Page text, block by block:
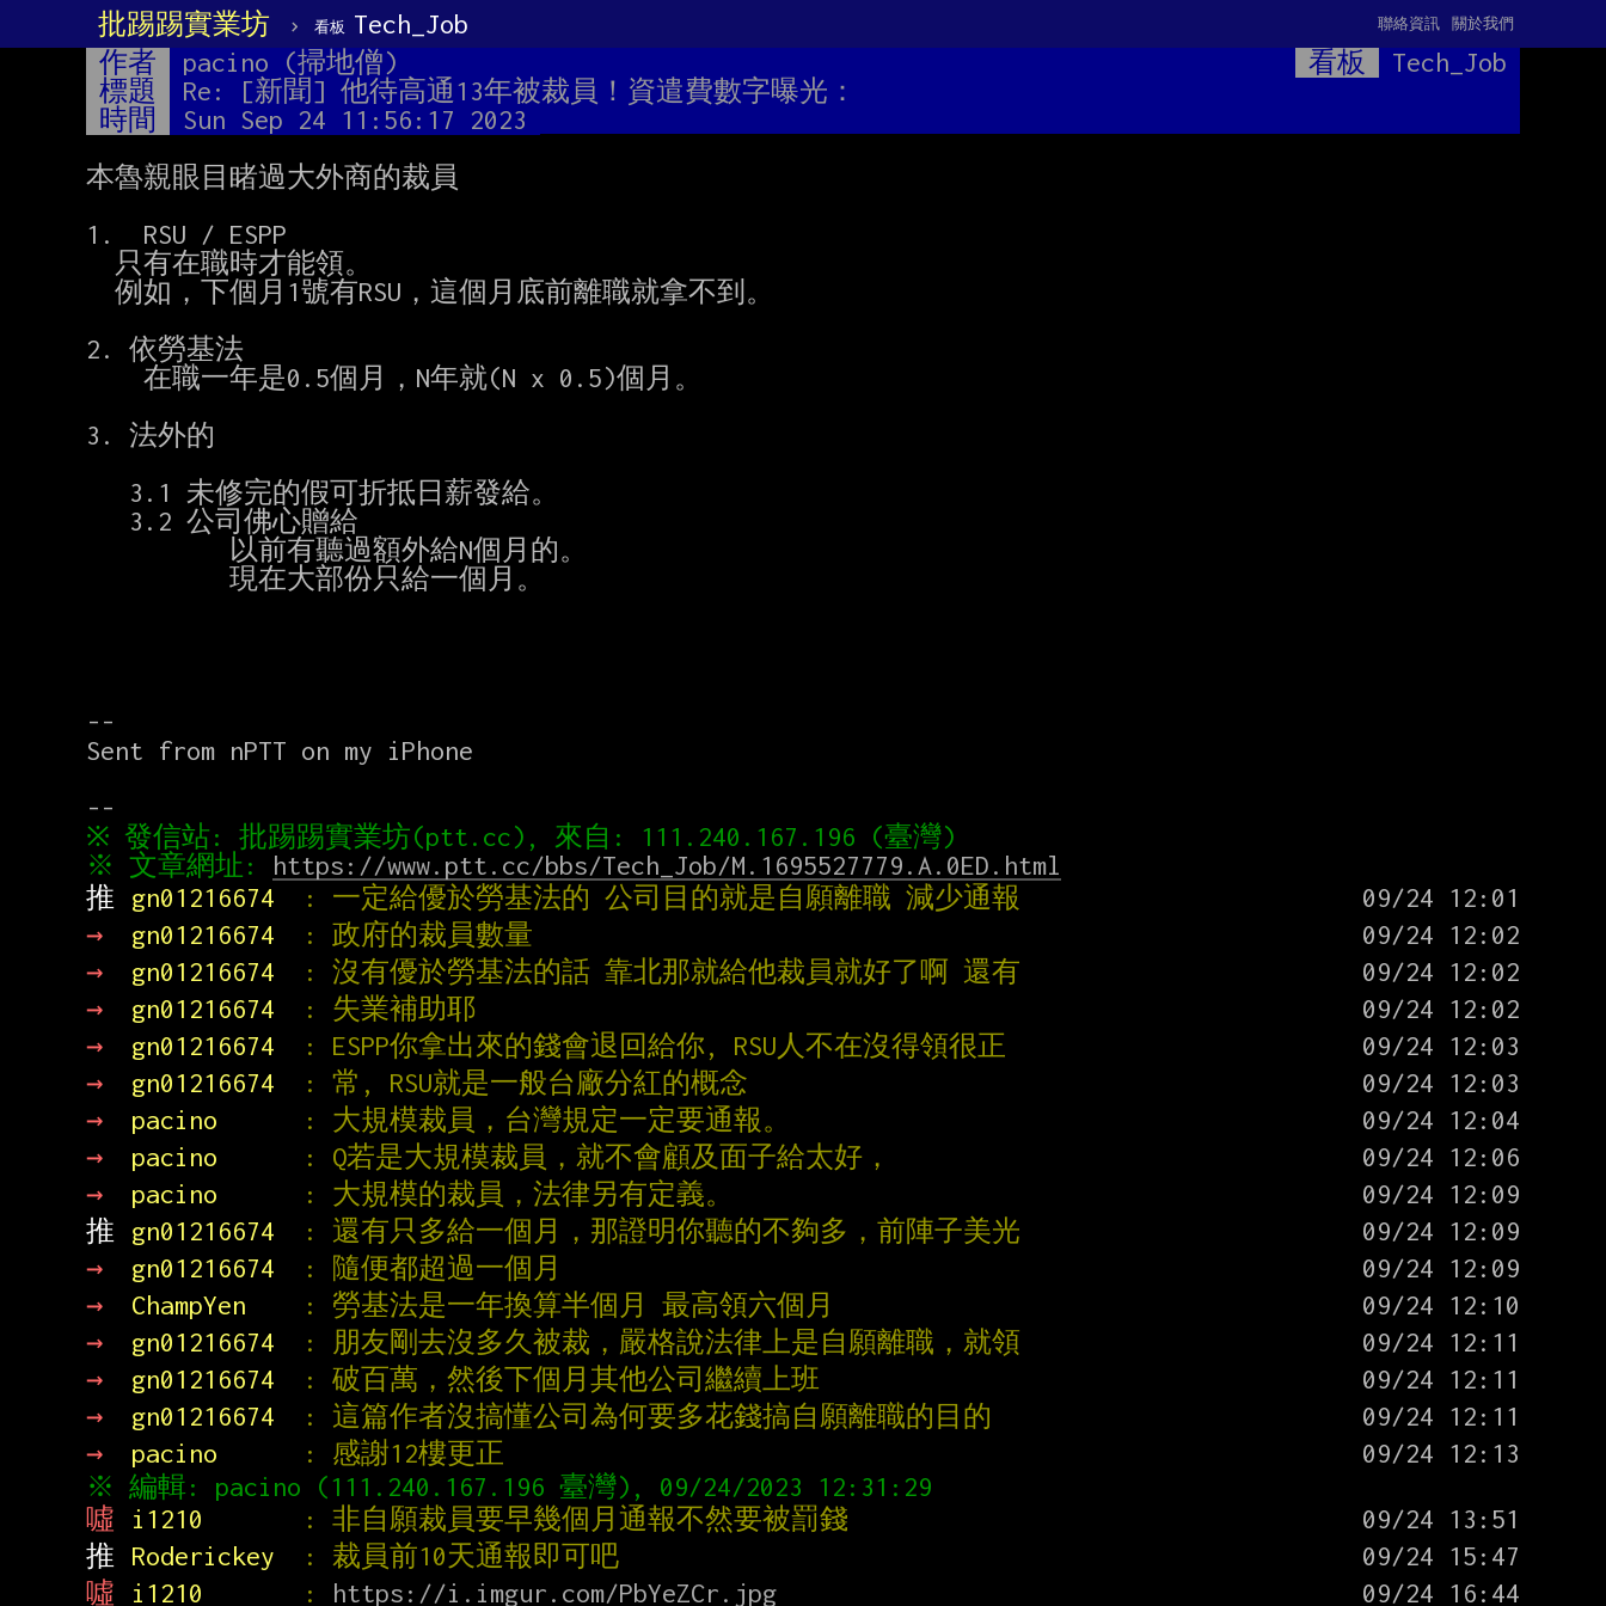
批踢踢實業坊 › 看板 Tech_Job 關於我們
聯絡資訊
作者 pacino (掃地僧) 看板
Tech_Job
標題
Re: [新聞] 他待高通13年被裁員！資遣費數字曝光：
時間
Sun Sep 24 11:56:17 2023
本魯親眼目睹過大外商的裁員
1.  RSU / ESPP
2. 依勞基法
3. 法外的
--
Sent from nPTT on my iPhone
※ 文章網址: https://www.ptt.cc/bbs/Tech_Job/M.1695527779.A.0ED.html
推
gn01216674 : 一定給優於勞基法的 公司目的就是自願離職 減少通報
→
gn01216674 : 政府的裁員數量
→
gn01216674 : 沒有優於勞基法的話 靠北那就給他裁員就好了啊 還有
→
gn01216674 : 失業補助耶
→
gn01216674 : ESPP你拿出來的錢會退回給你, RSU人不在沒得領很正
→
gn01216674 : 常, RSU就是一般台廠分紅的概念
→
pacino : 大規模裁員，台灣規定一定要通報。
→
pacino : Q若是大規模裁員，就不會顧及面子給太好，
→
pacino : 大規模的裁員，法律另有定義。
推
gn01216674 : 還有只多給一個月，那證明你聽的不夠多，前陣子美光
→
gn01216674 : 隨便都超過一個月
→
ChampYen : 勞基法是一年換算半個月 最高領六個月
→
gn01216674 : 朋友剛去沒多久被裁，嚴格說法律上是自願離職，就領
→
gn01216674 : 破百萬，然後下個月其他公司繼續上班
→
gn01216674 : 這篇作者沒搞懂公司為何要多花錢搞自願離職的目的
→
pacino : 感謝12樓更正
噓
i1210 : 非自願裁員要早幾個月通報不然要被罰錢
推
Roderickey : 裁員前10天通報即可吧
噓
i1210 : https://i.imgur.com/PbYeZCr.jpg